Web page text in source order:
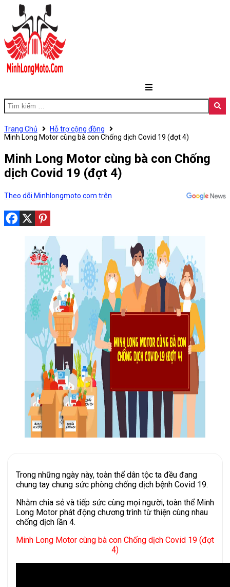
Trang Chủ
Hỗ trợ cộng đồng
Minh Long Motor cùng bà con Chống dịch Covid 19 (đợt 4)
Minh Long Motor cùng bà con Chống
dịch Covid 19 (đợt 4)
Theo dõi Minhlongmoto.com trên
Trong những ngày này, toàn thể dân tộc ta đều đang
chung tay chung sức phòng chống dịch bệnh Covid 19.
Nhằm chia sẻ và tiếp sức cùng mọi người, toàn thể Minh
Long Motor phát động chương trình từ thiện cùng nhau
chống dịch lần 4.
Minh Long Motor cùng bà con Chống dịch Covid 19 (đợt
4)